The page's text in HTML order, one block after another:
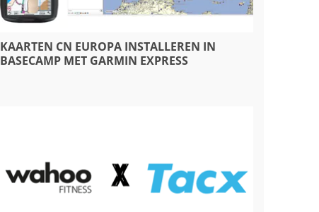
KAARTEN CN EUROPA INSTALLEREN IN
BASECAMP MET GARMIN EXPRESS